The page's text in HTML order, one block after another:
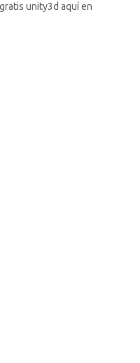
unity3d aquí en